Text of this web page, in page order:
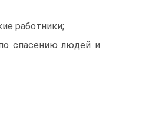
работники;
спасению людей и